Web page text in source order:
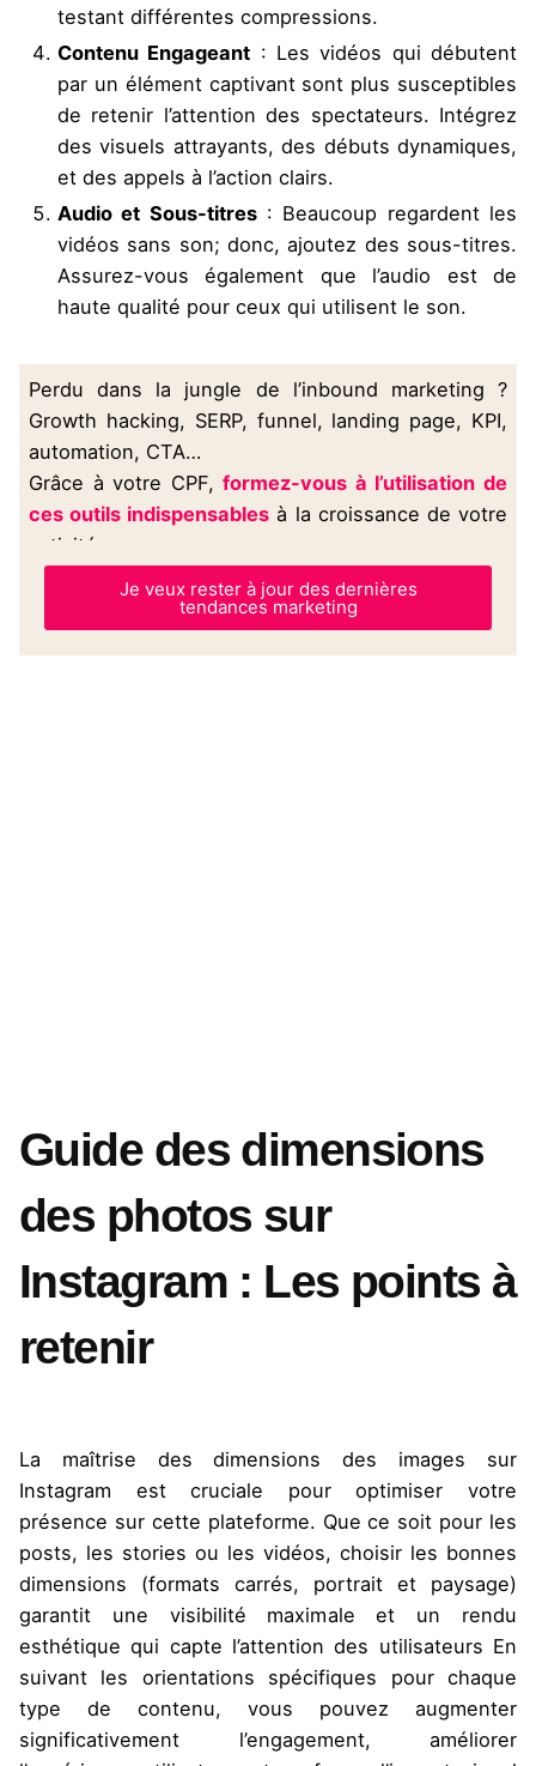
testant différentes compressions.
Contenu Engageant : Les vidéos qui débutent
par un élément captivant sont plus susceptibles
de retenir l’attention des spectateurs. Intégrez
des visuels attrayants, des débuts dynamiques,
et des appels à l’action clairs.
Audio et Sous-titres: Beaucoup regardent les
vidéos sans son; donc, ajoutez des sous-titres.
Assurez-vous également que l’audio est de
haute qualité pour ceux qui utilisent le son.
Perdu dans la jungle de l’inbound marketing ?
Growth hacking, SERP, funnel, landing page, KPI,
automation, CTA…
Grâce à votre CPF,formez-vous à l’utilisation de
ces outils indispensables à la croissance de votre
activité.
Je veux rester à jour des dernières
tendances marketing
Guide des dimensions
des photos sur
Instagram : Les points à
retenir
La maîtrise des dimensions des images sur
Instagram est cruciale pour optimiser votre
présence sur cette plateforme. Que ce soit pour les
posts, les stories ou les vidéos, choisir les bonnes
dimensions (formats carrés, portrait et paysage)
garantit une visibilité maximale et un rendu
esthétique qui capte l’attention des utilisateurs En
suivant les orientations spécifiques pour chaque
type de contenu, vous pouvez augmenter
significativement l’engagement, améliorer